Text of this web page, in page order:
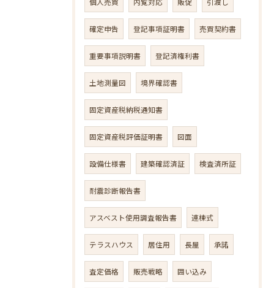
確定申告 登記事項証明書 売買契約書
重要事項説明書 登記済権利書
土地測量図 境界確認書
固定資産税納税通知書
固定資産税評価証明書 図面
設備仕様書 建築確認済証 検査済所証
耐震診断報告書
アスベスト使用調査報告書 連棟式
テラスハウス 居住用 長屋 承諾
査定価格 販売戦略 囲い込み